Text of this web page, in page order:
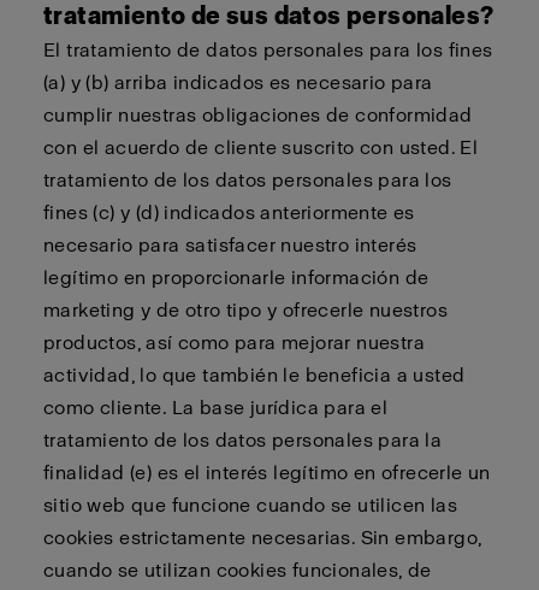
tratamiento de sus datos personales?
El tratamiento de datos personales para los fines
(a) y (b) arriba indicados es necesario para
cumplir nuestras obligaciones de conformidad
con el acuerdo de cliente suscrito con usted. El
tratamiento de los datos personales para los
fines (c) y (d) indicados anteriormente es
necesario para satisfacer nuestro interés
legítimo en proporcionarle información de
marketing y de otro tipo y ofrecerle nuestros
productos, así como para mejorar nuestra
actividad, lo que también le beneficia a usted
como cliente. La base jurídica para el
tratamiento de los datos personales para la
finalidad (e) es el interés legítimo en ofrecerle un
sitio web que funcione cuando se utilicen las
cookies estrictamente necesarias. Sin embargo,
cuando se utilizan cookies funcionales, de